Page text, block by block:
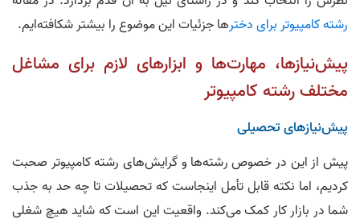
رشته کامپیوتر برای دخترها جزئیات این موضوع را بیشتر شکافته‌ایم.
پیش‌نیازها، مهارت‌ها و ابزارهای لازم برای مشاغل
مختلف رشته کامپیوتر
پیش‌نیازهای تحصیلی
پیش از این در خصوص رشته‌ها و گرایش‌های رشته کامپیوتر صحبت
کردیم، اما نکته قابل تأمل اینجاست که تحصیلات تا چه حد به جذب
شما در بازار کار کمک می‌کند. واقعیت این است که شاید هیچ شغلی